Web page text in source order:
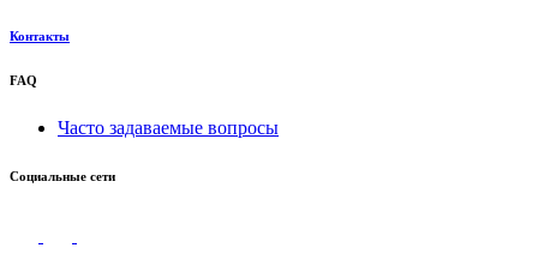
Контакты
FAQ
Часто задаваемые вопросы
Социальные сети